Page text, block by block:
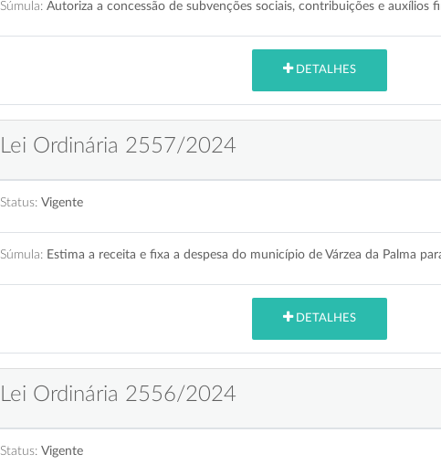
Súmula: Autoriza a concessão de subvenções sociais, contribuições e auxílios
DETALHES
Lei Ordinária 2557/2024
Status: Vigente
Súmula: Estima a receita e fixa a despesa do município de Várzea da Palma
DETALHES
Lei Ordinária 2556/2024
Status: Vigente